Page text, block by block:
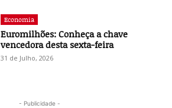
Economia
Euromilhões: Conheça a chave
vencedora desta sexta-feira
31 de Julho, 2026
- Publicidade -